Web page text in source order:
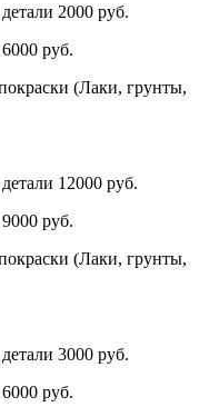
2000 руб.
руб.
(Лаки, грунты,
12000 руб.
руб.
(Лаки, грунты,
3000 руб.
руб.